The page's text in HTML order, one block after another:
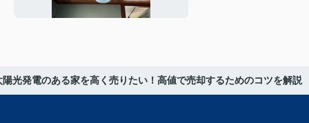
陽光発電のある家を高く売りたい！高値で売却するためのコツを解説